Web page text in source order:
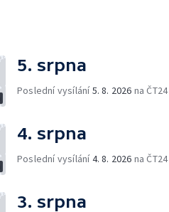
5. srpna
Poslední vysílání5. 8. 2026 na ČT24
4. srpna
Poslední vysílání4. 8. 2026 na ČT24
3. srpna